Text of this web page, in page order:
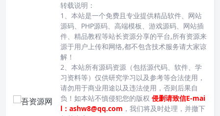
转载说明：
1、本站是一个免费且专业提供精品软件、网站
源码、PHP源码、高端模板、游戏源码、网站插
件、精品教程等站长资源分享的平台,所有资源来
源于用户上传和网络,都不包含技术服务请大家谅
解！
2、本站所有源码资源（包括源代码、软件、学
习资料等）仅供研究学习以及参考等合法使用，
请勿用于商业用途以及违法使用，否则后果自
负！如本站不慎侵犯您的版权 侵删请致信E-mai
l：ashw8@qq.com ，我们将及时处理，并撤下